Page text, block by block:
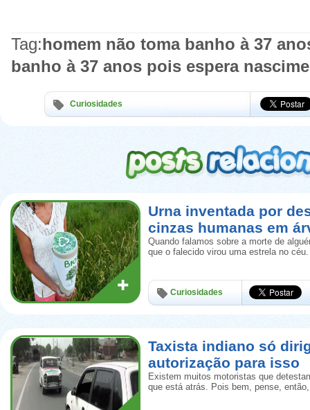
Tag:homem não toma banho à 37
banho à 37 anos pois espera
Curiosidades
Urna inventada por
cinzas humanas em
Quando falamos sobre a morte de
que o falecido virou uma estrela no
Curiosidades
Taxista indiano só
autorização para isso
Existem muitos motoristas que
que está atrás. Pois bem, pense,